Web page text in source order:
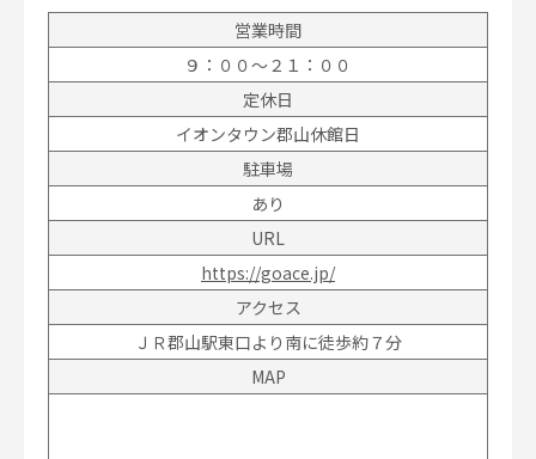
営業時間
９：００～２１：００
定休日
イオンタウン郡山休館日
駐車場
あり
URL
https://goace.jp/
アクセス
ＪＲ郡山駅東口より南に徒歩約７分
MAP